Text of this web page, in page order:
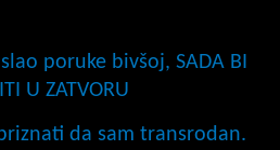
poruke bivšoj, SADA BI
U ZATVORU
da sam transrodan.